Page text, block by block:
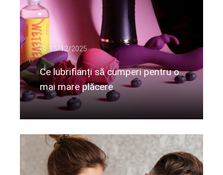
15/12/2025
Ce lubrifianți să cumperi pentru o
mai mare plăcere
Citeste mai departe...